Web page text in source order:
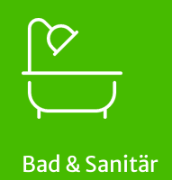
Bad & Sanitär